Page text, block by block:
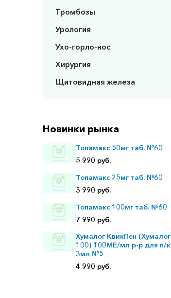
Тромбозы
Урология
Ухо-горло-нос
Хирургия
Щитовидная железа
Новинки рынка
Топамакс 50мг таб. №60
5 990 руб.
Топамакс 25мг таб. №60
3 990 руб.
Топамакс 100мг таб. №60
7 990 руб.
Хумалог КвикПен (Хумалог
100) 100МЕ/мл р-р для п/к
3мл №5
4 990 руб.